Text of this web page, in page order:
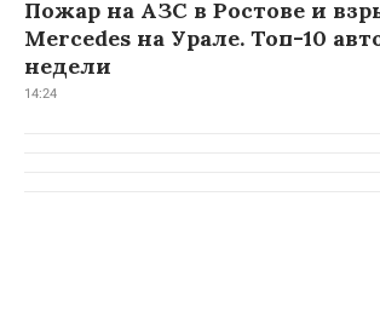
Пожар на АЗС в Ростове и
Mercedes на Урале. Топ-10
недели
14:24